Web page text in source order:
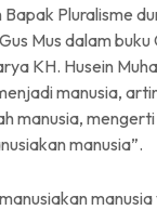
Pluralisme
Mus dalam buku
KH. Husein
manusia,
manusia,
manusia”.